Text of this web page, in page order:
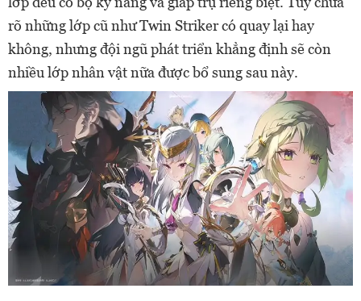
rõ những lớp cũ như Twin Striker có quay lại hay
không, nhưng đội ngũ phát triển khẳng định sẽ còn
nhiều lớp nhân vật nữa được bổ sung sau này.